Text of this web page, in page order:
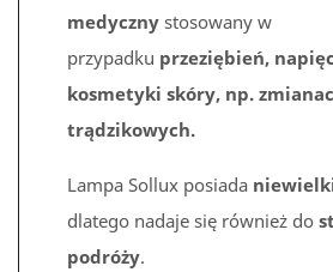
medyczny stosowany w
przypadku przeziębień,
kosmetyki skóry, np.
trądzikowych.
Lampa Sollux posiada
dlatego nadaje się również do
podróży.